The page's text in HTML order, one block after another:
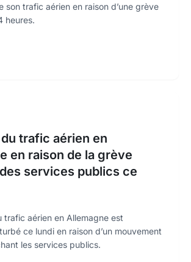
son trafic aérien en raison d’une grève
heures.
trafic aérien en
en raison de la grève
services publics ce
trafic aérien en Allemagne est
ce lundi en raison d’un mouvement
les services publics.